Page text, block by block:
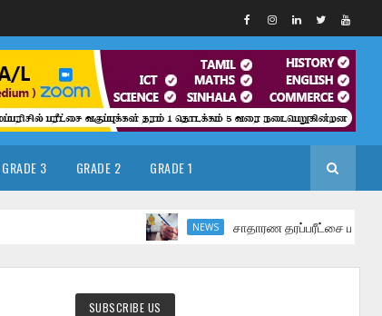
GRADE 3 GRADE 2 GRADE 1
NEWS சாதாரண தரப்பரீட்சை மார்ச்
SUBSCRIBE US